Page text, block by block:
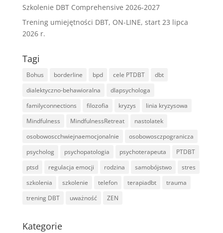
Szkolenie DBT Comprehensive 2026-2027
Trening umiejętności DBT, ON-LINE, start 23 lipca
2026 r.
Tagi
Bohus borderline bpd cele PTDBT
dbt
dialektyczno-behawioralna
dlapsychologa
familyconnections
filozofia kryzys
linia kryzysowa
Mindfulness
MindfulnessRetreat
nastolatek
osobowoscchwiejnaemocjonalnie
osobowosczpogranicza
psycholog
psychopatologia psychoterapeuta
PTDBT
ptsd
regulacja emocji rodzina samobójstwo
stres
szkolenia
szkolenie telefon terapiadbt
trauma
trening DBT
uważność ZEN
Kategorie